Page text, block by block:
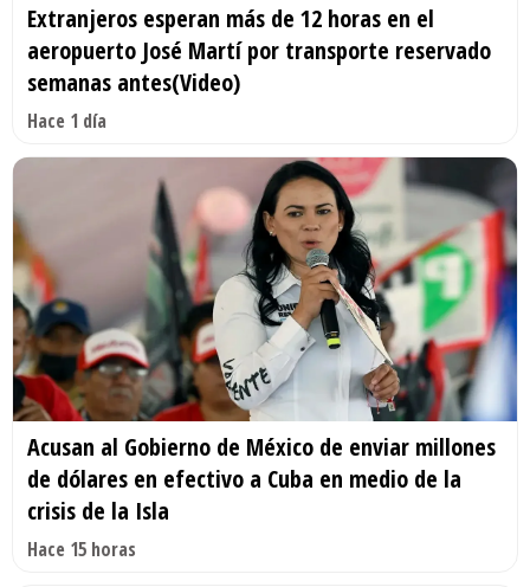
Extranjeros esperan más de 12 horas en el
aeropuerto José Martí por transporte reservado
semanas antes(Video)
Hace 1 día
Acusan al Gobierno de México de enviar millones
de dólares en efectivo a Cuba en medio de la
crisis de la Isla
Hace 15 horas